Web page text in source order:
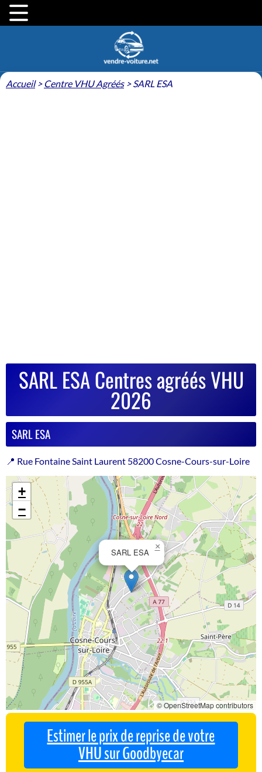
Accueil> Centre VHU Agréés>SARL ESA
SARL ESA Centres agréés VHU
2026
SARL ESA
📍 Rue Fontaine Saint Laurent 58200 Cosne-Cours-sur-Loire
SARL ESA
×
+
−
© OpenStreetMap contributors
Estimer le prix de reprise de votre
VHU sur Goodbyecar